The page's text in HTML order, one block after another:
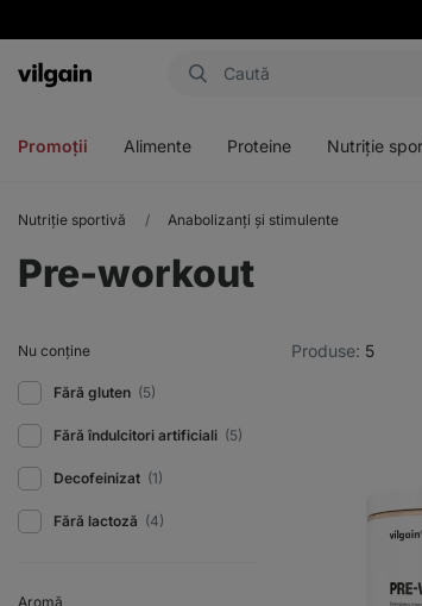
Aktin
Promoții Alimente Proteine Nutriție
Nutriție sportivă Anabolizanți și stimulente
Pre-workout
Produse: 5
Nu conține
Fără gluten (5)
Fără îndulcitori artificiali (5)
Decofeinizat (1)
Fără lactoză (4)
Aromă